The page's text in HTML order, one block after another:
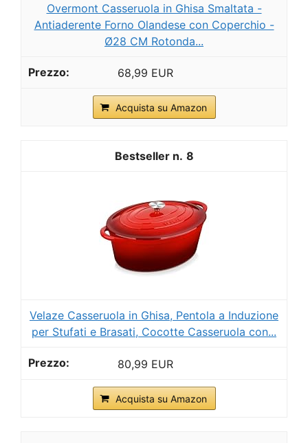
Overmont Casseruola in Ghisa Smaltata -
Antiaderente Forno Olandese con Coperchio -
Ø28 CM Rotonda...
68,99 EUR
Acquista su Amazon
8
Velaze Casseruola in Ghisa, Pentola a Induzione
per Stufati e Brasati, Cocotte Casseruola con...
80,99 EUR
Acquista su Amazon